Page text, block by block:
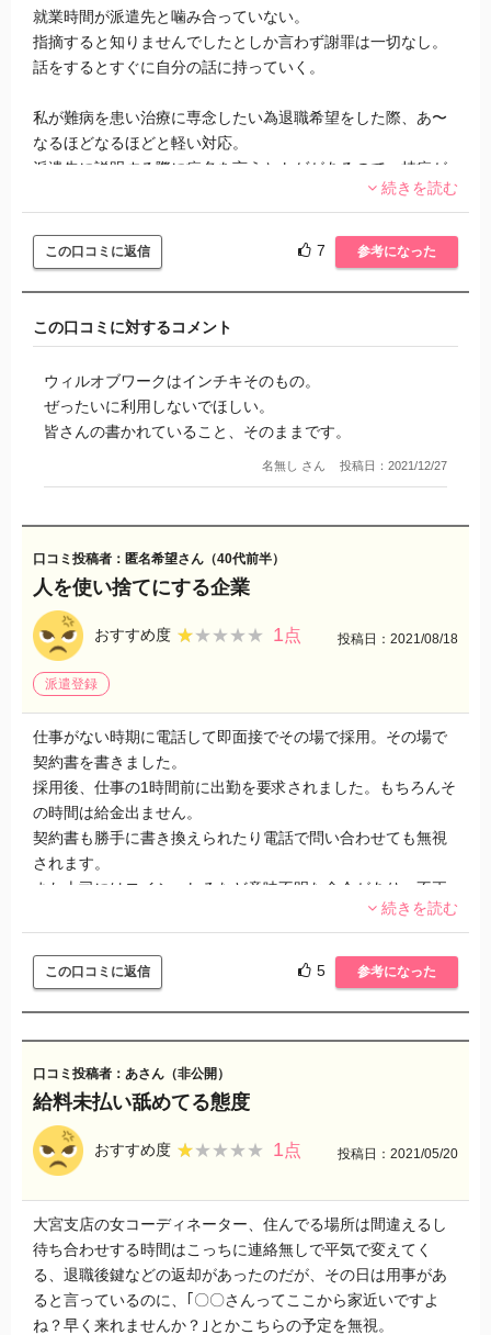
就業時間が派遣先と噛み合っていない。
指摘すると知りませんでしたとしか言わず謝罪は一切なし。
話をするとすぐに自分の話に持っていく。
私が難病を患い治療に専念したい為退職希望をした際、あ〜
なるほどなるほどと軽い対応。
派遣先に説明する際に病名を言うとトゲがあるので、持病が
トゲ？どう言うこと？私が嘘をついてるとでも？病気なん
て、なりたくてなった訳じゃない！
世の中の病と戦ってる人達に謝れ！
続きを読む
この口コミに返信 7 参考になった
この口コミに対するコメント
ウィルオブワークはインチキそのもの。
ぜったいに利用しないでほしい。
皆さんの書かれていること、そのままです。
名無し さん 投稿日：2021/12/27
口コミ投稿者：匿名希望さん（40代前半）
人を使い捨てにする企業
おすすめ度 ★★★★★
★★★★★ 1点 投稿日：2021/08/18
派遣登録
仕事がない時期に電話して即面接でその場で採用。その場で
契約書を書きました。
採用後、仕事の1時間前に出勤を要求されました。もちろんそ
の時間は給金出ません。
契約書も勝手に書き換えられたり電話で問い合わせても無視
されます。
また上司にはヨイショしろなど意味不明な命令があり、不正
続きを読む
この口コミに返信 5 参考になった
口コミ投稿者：あさん（非公開）
給料未払い舐めてる態度
おすすめ度 ★★★★★
★★★★★ 1点 投稿日：2021/05/20
大宮支店の女コーディネーター、住んでる場所は間違えるし
待ち合わせする時間はこっちに連絡無しで平気で変えてく
る、退職後鍵などの返却があったのだが、その日は用事があ
ると言っているのに、｢〇〇さんってここから家近いですよ
ね？早く来れませんか？｣とかこちらの予定を無視。